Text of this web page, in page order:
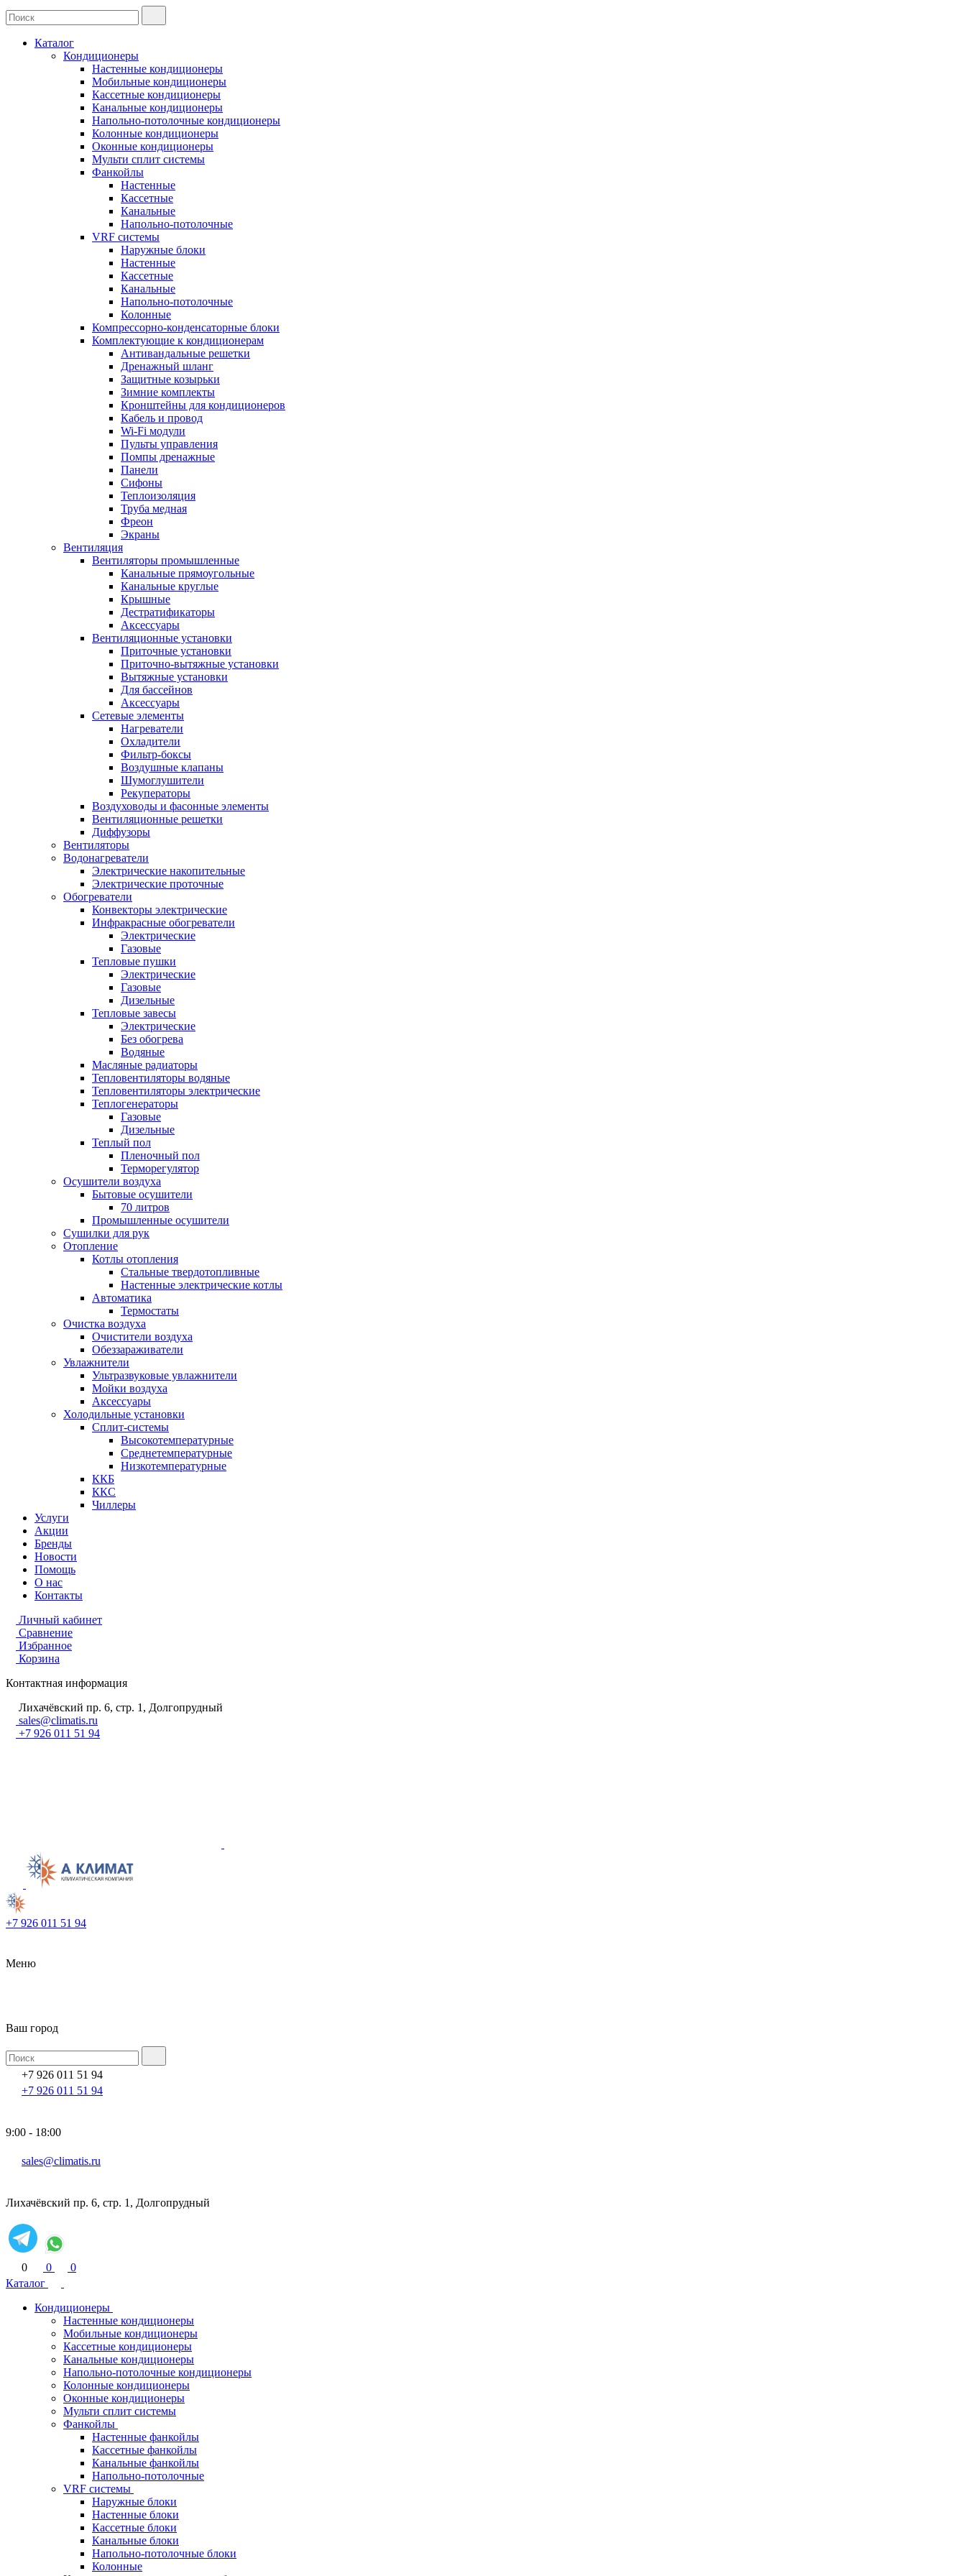
Каталог
Кондиционеры
Настенные кондиционеры
Мобильные кондиционеры
Кассетные кондиционеры
Канальные кондиционеры
Напольно-потолочные кондиционеры
Колонные кондиционеры
Оконные кондиционеры
Мульти сплит системы
Фанкойлы
Настенные
Кассетные
Канальные
Напольно-потолочные
VRF системы
Наружные блоки
Настенные
Кассетные
Канальные
Напольно-потолочные
Колонные
Компрессорно-конденсаторные блоки
Комплектующие к кондиционерам
Антивандальные решетки
Дренажный шланг
Защитные козырьки
Зимние комплекты
Кронштейны для кондиционеров
Кабель и провод
Wi-Fi модули
Пульты управления
Помпы дренажные
Панели
Сифоны
Теплоизоляция
Труба медная
Фреон
Экраны
Вентиляция
Вентиляторы промышленные
Канальные прямоугольные
Канальные круглые
Крышные
Дестратификаторы
Аксессуары
Вентиляционные установки
Приточные установки
Приточно-вытяжные установки
Вытяжные установки
Для бассейнов
Аксессуары
Сетевые элементы
Нагреватели
Охладители
Фильтр-боксы
Воздушные клапаны
Шумоглушители
Рекуператоры
Воздуховоды и фасонные элементы
Вентиляционные решетки
Диффузоры
Вентиляторы
Водонагреватели
Электрические накопительные
Электрические проточные
Обогреватели
Конвекторы электрические
Инфракрасные обогреватели
Электрические
Газовые
Тепловые пушки
Электрические
Газовые
Дизельные
Тепловые завесы
Электрические
Без обогрева
Водяные
Масляные радиаторы
Тепловентиляторы водяные
Тепловентиляторы электрические
Теплогенераторы
Газовые
Дизельные
Теплый пол
Пленочный пол
Терморегулятор
Осушители воздуха
Бытовые осушители
70 литров
Промышленные осушители
Сушилки для рук
Отопление
Котлы отопления
Стальные твердотопливные
Настенные электрические котлы
Автоматика
Термостаты
Очистка воздуха
Очистители воздуха
Обеззараживатели
Увлажнители
Ультразвуковые увлажнители
Мойки воздуха
Аксессуары
Холодильные установки
Сплит-системы
Высокотемпературные
Среднетемпературные
Низкотемпературные
ККБ
ККС
Чиллеры
Услуги
Акции
Бренды
Новости
Помощь
О нас
Контакты
Личный кабинет
Сравнение
Избранное
Корзина
Контактная информация
Лихачёвский пр. 6, стр. 1, Долгопрудный
sales@climatis.ru
+7 926 011 51 94
+7 926 011 51 94
Меню
Ваш город
+7 926 011 51 94
+7 926 011 51 94
9:00 - 18:00
sales@climatis.ru
Лихачёвский пр. 6, стр. 1, Долгопрудный
0 0
0
Каталог
Кондиционеры
Настенные кондиционеры
Мобильные кондиционеры
Кассетные кондиционеры
Канальные кондиционеры
Напольно-потолочные кондиционеры
Колонные кондиционеры
Оконные кондиционеры
Мульти сплит системы
Фанкойлы
Настенные фанкойлы
Кассетные фанкойлы
Канальные фанкойлы
Напольно-потолочные
VRF системы
Наружные блоки
Настенные блоки
Кассетные блоки
Канальные блоки
Напольно-потолочные блоки
Колонные